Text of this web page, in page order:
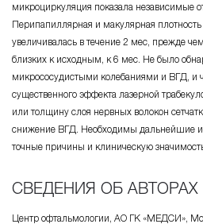
микроциркуляция показала независимые
Перипапиллярная и макулярная
увеличивалась в течение 2 мес, прежде
близких к исходным, к 6 мес. Не было
микрососудистыми колебаниями и ВГД, и
существенного эффекта лазерной
или толщину слоя нервных волокон
снижение ВГД. Необходимы дальнейшие
точные причины и клиническую
СВЕДЕНИЯ ОБ АВТОРАХ
Центр офтальмологии, АО ГК «МЕДСИ»,